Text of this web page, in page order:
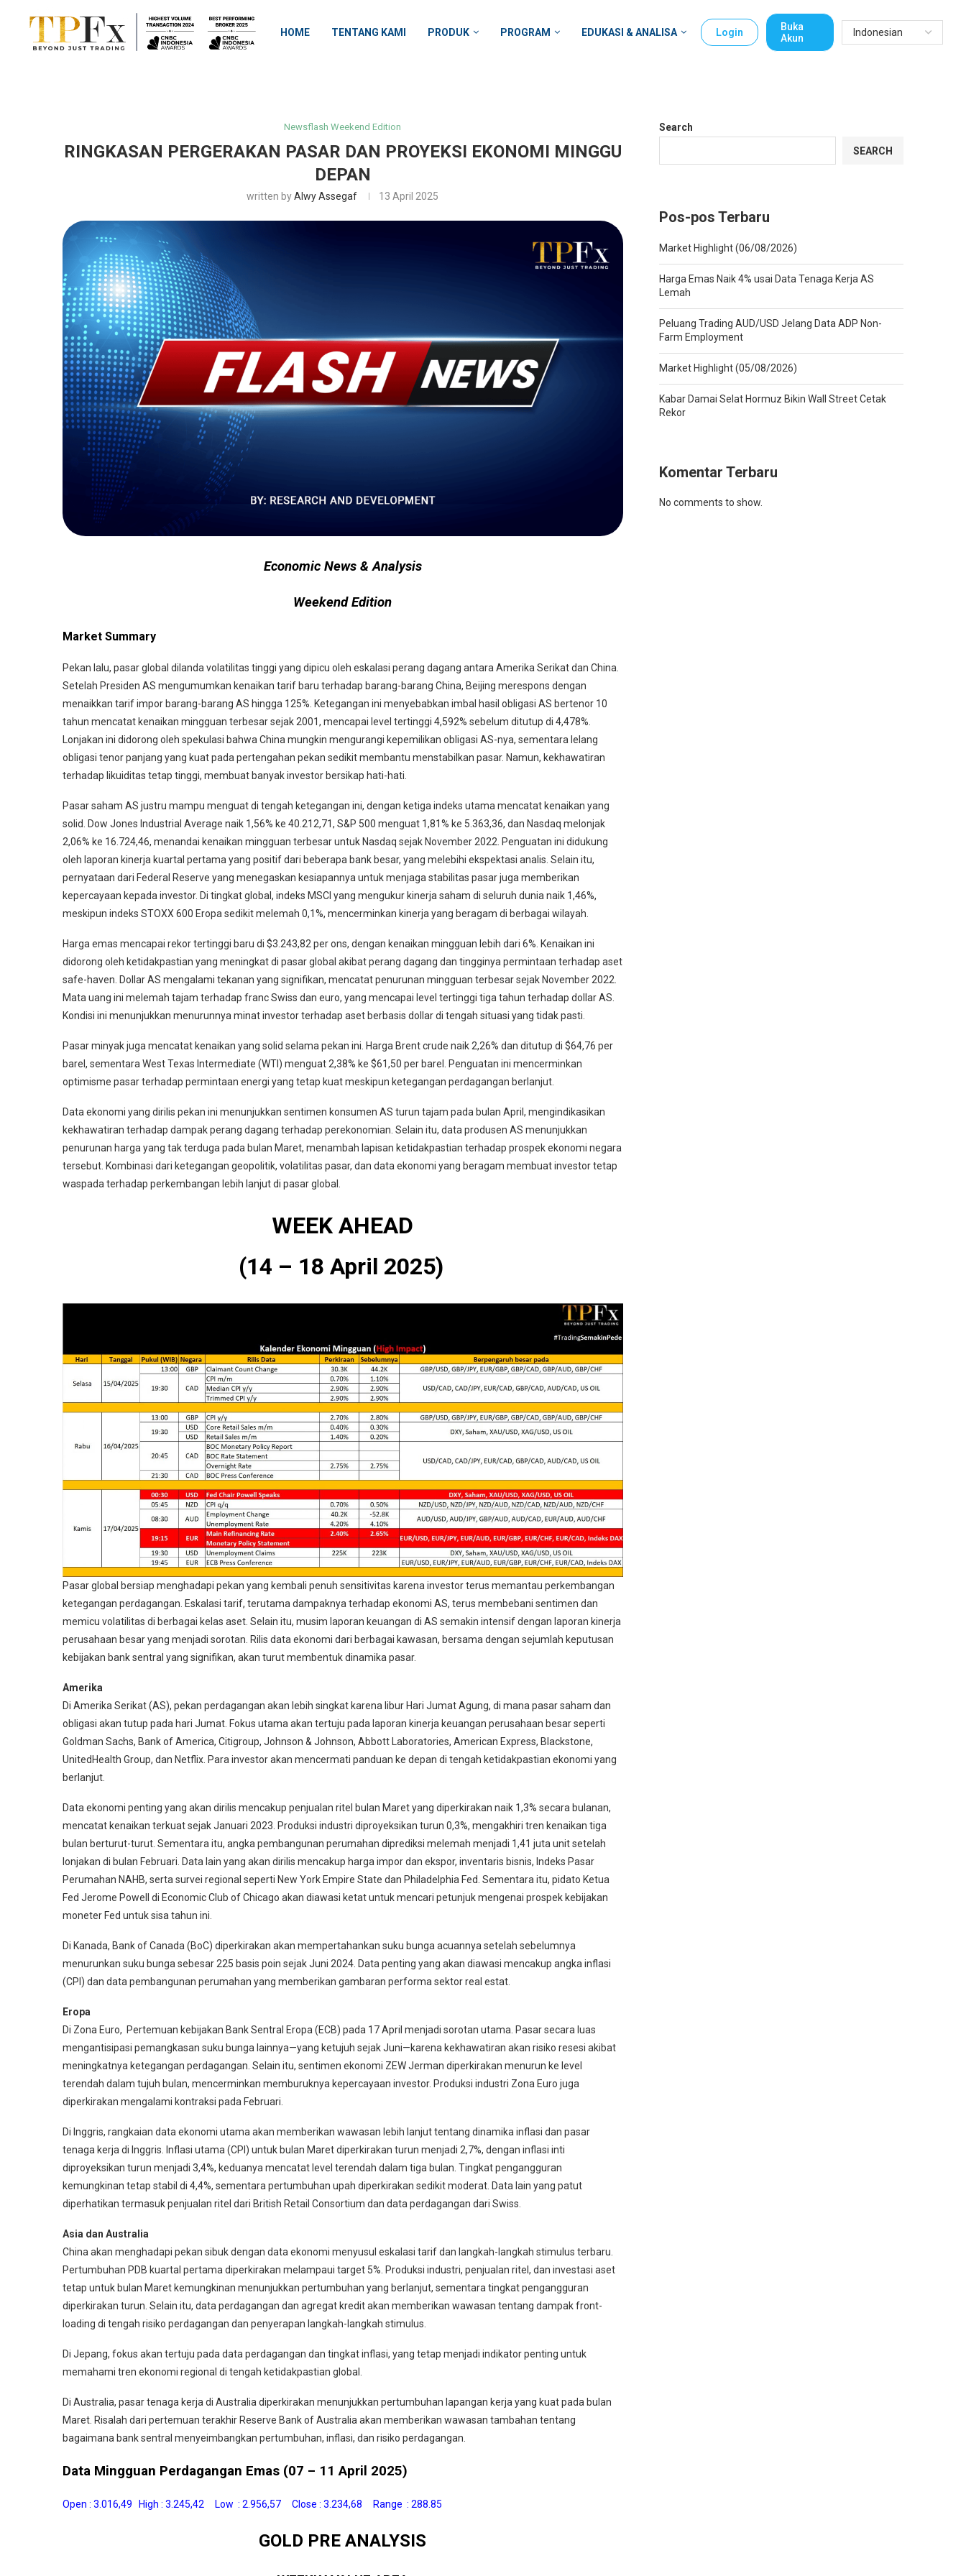
HOME TENTANG KAMI PRODUK PROGRAM EDUKASI & ANALISA Login
Buka
Akun
Newsflash Weekend Edition
RINGKASAN PERGERAKAN PASAR DAN PROYEKSI EKONOMI MINGGU
DEPAN
written byAlwy Assegaf 13 April 2025
Economic News & Analysis
Weekend Edition
Market Summary
Pekan lalu, pasar global dilanda volatilitas tinggi yang dipicu oleh eskalasi perang dagang antara Amerika Serikat dan China.
Setelah Presiden AS mengumumkan kenaikan tarif baru terhadap barang-barang China, Beijing merespons dengan
menaikkan tarif impor barang-barang AS hingga 125%. Ketegangan ini menyebabkan imbal hasil obligasi AS bertenor 10
tahun mencatat kenaikan mingguan terbesar sejak 2001, mencapai level tertinggi 4,592% sebelum ditutup di 4,478%.
Lonjakan ini didorong oleh spekulasi bahwa China mungkin mengurangi kepemilikan obligasi AS-nya, sementara lelang
obligasi tenor panjang yang kuat pada pertengahan pekan sedikit membantu menstabilkan pasar. Namun, kekhawatiran
terhadap likuiditas tetap tinggi, membuat banyak investor bersikap hati-hati.
Pasar saham AS justru mampu menguat di tengah ketegangan ini, dengan ketiga indeks utama mencatat kenaikan yang
solid. Dow Jones Industrial Average naik 1,56% ke 40.212,71, S&P 500 menguat 1,81% ke 5.363,36, dan Nasdaq melonjak
2,06% ke 16.724,46, menandai kenaikan mingguan terbesar untuk Nasdaq sejak November 2022. Penguatan ini didukung
oleh laporan kinerja kuartal pertama yang positif dari beberapa bank besar, yang melebihi ekspektasi analis. Selain itu,
pernyataan dari Federal Reserve yang menegaskan kesiapannya untuk menjaga stabilitas pasar juga memberikan
kepercayaan kepada investor. Di tingkat global, indeks MSCI yang mengukur kinerja saham di seluruh dunia naik 1,46%,
meskipun indeks STOXX 600 Eropa sedikit melemah 0,1%, mencerminkan kinerja yang beragam di berbagai wilayah.
Harga emas mencapai rekor tertinggi baru di $3.243,82 per ons, dengan kenaikan mingguan lebih dari 6%. Kenaikan ini
didorong oleh ketidakpastian yang meningkat di pasar global akibat perang dagang dan tingginya permintaan terhadap aset
safe-haven. Dollar AS mengalami tekanan yang signifikan, mencatat penurunan mingguan terbesar sejak November 2022.
Mata uang ini melemah tajam terhadap franc Swiss dan euro, yang mencapai level tertinggi tiga tahun terhadap dollar AS.
Kondisi ini menunjukkan menurunnya minat investor terhadap aset berbasis dollar di tengah situasi yang tidak pasti.
Pasar minyak juga mencatat kenaikan yang solid selama pekan ini. Harga Brent crude naik 2,26% dan ditutup di $64,76 per
barel, sementara West Texas Intermediate (WTI) menguat 2,38% ke $61,50 per barel. Penguatan ini mencerminkan
optimisme pasar terhadap permintaan energi yang tetap kuat meskipun ketegangan perdagangan berlanjut.
Data ekonomi yang dirilis pekan ini menunjukkan sentimen konsumen AS turun tajam pada bulan April, mengindikasikan
kekhawatiran terhadap dampak perang dagang terhadap perekonomian. Selain itu, data produsen AS menunjukkan
penurunan harga yang tak terduga pada bulan Maret, menambah lapisan ketidakpastian terhadap prospek ekonomi negara
tersebut. Kombinasi dari ketegangan geopolitik, volatilitas pasar, dan data ekonomi yang beragam membuat investor tetap
waspada terhadap perkembangan lebih lanjut di pasar global.
WEEK AHEAD
(14 – 18 April 2025)
Pasar global bersiap menghadapi pekan yang kembali penuh sensitivitas karena investor terus memantau perkembangan
ketegangan perdagangan. Eskalasi tarif, terutama dampaknya terhadap ekonomi AS, terus membebani sentimen dan
memicu volatilitas di berbagai kelas aset. Selain itu, musim laporan keuangan di AS semakin intensif dengan laporan kinerja
perusahaan besar yang menjadi sorotan. Rilis data ekonomi dari berbagai kawasan, bersama dengan sejumlah keputusan
kebijakan bank sentral yang signifikan, akan turut membentuk dinamika pasar.
Amerika
Di Amerika Serikat (AS), pekan perdagangan akan lebih singkat karena libur Hari Jumat Agung, di mana pasar saham dan
obligasi akan tutup pada hari Jumat. Fokus utama akan tertuju pada laporan kinerja keuangan perusahaan besar seperti
Goldman Sachs, Bank of America, Citigroup, Johnson & Johnson, Abbott Laboratories, American Express, Blackstone,
UnitedHealth Group, dan Netflix. Para investor akan mencermati panduan ke depan di tengah ketidakpastian ekonomi yang
berlanjut.
Data ekonomi penting yang akan dirilis mencakup penjualan ritel bulan Maret yang diperkirakan naik 1,3% secara bulanan,
mencatat kenaikan terkuat sejak Januari 2023. Produksi industri diproyeksikan turun 0,3%, mengakhiri tren kenaikan tiga
bulan berturut-turut. Sementara itu, angka pembangunan perumahan diprediksi melemah menjadi 1,41 juta unit setelah
lonjakan di bulan Februari. Data lain yang akan dirilis mencakup harga impor dan ekspor, inventaris bisnis, Indeks Pasar
Perumahan NAHB, serta survei regional seperti New York Empire State dan Philadelphia Fed. Sementara itu, pidato Ketua
Fed Jerome Powell di Economic Club of Chicago akan diawasi ketat untuk mencari petunjuk mengenai prospek kebijakan
moneter Fed untuk sisa tahun ini.
Di Kanada, Bank of Canada (BoC) diperkirakan akan mempertahankan suku bunga acuannya setelah sebelumnya
menurunkan suku bunga sebesar 225 basis poin sejak Juni 2024. Data penting yang akan diawasi mencakup angka inflasi
(CPI) dan data pembangunan perumahan yang memberikan gambaran performa sektor real estat.
Eropa
Di Zona Euro, Pertemuan kebijakan Bank Sentral Eropa (ECB) pada 17 April menjadi sorotan utama. Pasar secara luas
mengantisipasi pemangkasan suku bunga lainnya—yang ketujuh sejak Juni—karena kekhawatiran akan risiko resesi akibat
meningkatnya ketegangan perdagangan. Selain itu, sentimen ekonomi ZEW Jerman diperkirakan menurun ke level
terendah dalam tujuh bulan, mencerminkan memburuknya kepercayaan investor. Produksi industri Zona Euro juga
diperkirakan mengalami kontraksi pada Februari.
Di Inggris, rangkaian data ekonomi utama akan memberikan wawasan lebih lanjut tentang dinamika inflasi dan pasar
tenaga kerja di Inggris. Inflasi utama (CPI) untuk bulan Maret diperkirakan turun menjadi 2,7%, dengan inflasi inti
diproyeksikan turun menjadi 3,4%, keduanya mencatat level terendah dalam tiga bulan. Tingkat pengangguran
kemungkinan tetap stabil di 4,4%, sementara pertumbuhan upah diperkirakan sedikit moderat. Data lain yang patut
diperhatikan termasuk penjualan ritel dari British Retail Consortium dan data perdagangan dari Swiss.
Asia dan Australia
China akan menghadapi pekan sibuk dengan data ekonomi menyusul eskalasi tarif dan langkah-langkah stimulus terbaru.
Pertumbuhan PDB kuartal pertama diperkirakan melampaui target 5%. Produksi industri, penjualan ritel, dan investasi aset
tetap untuk bulan Maret kemungkinan menunjukkan pertumbuhan yang berlanjut, sementara tingkat pengangguran
diperkirakan turun. Selain itu, data perdagangan dan agregat kredit akan memberikan wawasan tentang dampak front-
loading di tengah risiko perdagangan dan penyerapan langkah-langkah stimulus.
Di Jepang, fokus akan tertuju pada data perdagangan dan tingkat inflasi, yang tetap menjadi indikator penting untuk
memahami tren ekonomi regional di tengah ketidakpastian global.
Di Australia, pasar tenaga kerja di Australia diperkirakan menunjukkan pertumbuhan lapangan kerja yang kuat pada bulan
Maret. Risalah dari pertemuan terakhir Reserve Bank of Australia akan memberikan wawasan tambahan tentang
bagaimana bank sentral menyeimbangkan pertumbuhan, inflasi, dan risiko perdagangan.
Data Mingguan Perdagangan Emas (07 – 11 April 2025)
Open : 3.016,49 High : 3.245,42 Low : 2.956,57 Close : 3.234,68 Range : 288.85
GOLD PRE ANALYSIS
Search
SEARCH
Pos-pos Terbaru
Market Highlight (06/08/2026)
Harga Emas Naik 4% usai Data Tenaga Kerja AS
Lemah
Peluang Trading AUD/USD Jelang Data ADP Non-
Farm Employment
Market Highlight (05/08/2026)
Kabar Damai Selat Hormuz Bikin Wall Street Cetak
Rekor
Komentar Terbaru
No comments to show.